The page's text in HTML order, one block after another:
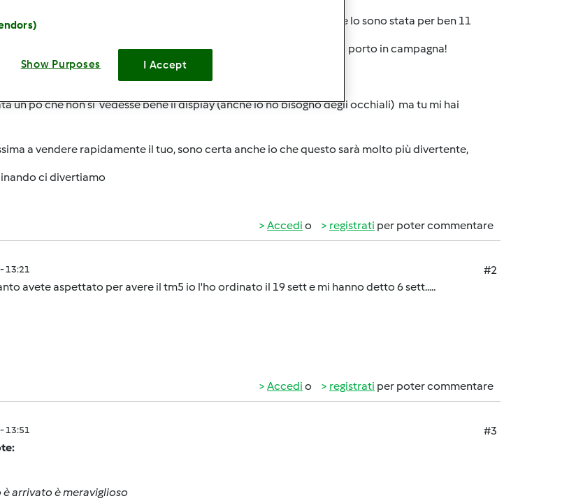
ricevuto uscí il 31! Non me ne preoccupai ero felice con il mio e lo sono stata per ben 11
dire ha qualche cedimento ma... Quasi, quasi lo faccio aggiustare e lo porto in campagna!
non sono preoccupata, la adoro!
un po che non si vedesse bene il display (anche io ho bisogno degli occhiali) ma tu mi hai
a vendere rapidamente il tuo, sono certa anche io che questo sarà molto più divertente,
ci divertiamo
Accedi o registrati per poter commentare
13:21
#2
avete aspettato per avere il tm5 io l'ho ordinato il 19 sett e mi hanno detto 6 sett.....
Accedi o registrati per poter commentare
13:51
#3
arrivato è meraviglioso
Show Purposes I Accept